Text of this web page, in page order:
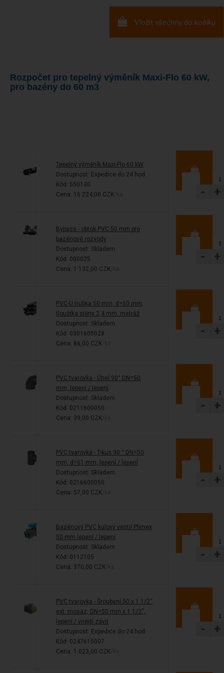
Vložit všechny do košíku
Rozpočet pro tepelný výměník Maxi-Flo 60 kW,
pro bazény do 60 m3
Tepelný výměník Maxi-Flo 60 kW
Dostupnost: Expedice do 24 hod.
Kód: 550130
Cena: 16 224,00 CZK
- +
Bypass - obtok PVC 50 mm pro
bazénové rozvody
Dostupnost: Skladem
Kód: 000025
Cena: 1 132,00 CZK
- +
PVC-U trubka 50 mm, d=50 mm,
tloušťka stěny 2,4 mm, metráž
Dostupnost: Skladem
Kód: 0301605028
Cena: 86,00 CZK
- +
PVC tvarovka - Úhel 90° DN=50
mm, lepení / lepení
Dostupnost: Skladem
Kód: 0211600050
Cena: 39,00 CZK
- +
PVC tvarovka - T-kus 90 ° DN=50
mm, d=61 mm, lepení / lepení
Dostupnost: Skladem
Kód: 0216600050
Cena: 57,00 CZK
- +
Bazénový PVC kulový ventil Plimex
50 mm lepení / lepení
Dostupnost: Skladem
Kód: 0112105
Cena: 370,00 CZK
- +
PVC tvarovka - Šroubení 50 x 1 1/2“
ext. mosaz, DN=50 mm x 1 1/2“,
lepení / vnější závit
Dostupnost: Expedice do 24 hod.
Kód: 0247615007
Cena: 1 023,00 CZK
- +